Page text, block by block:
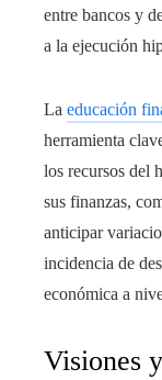
entre bancos y
a la ejecución
La educación
herramienta
los recursos del
sus finanzas,
anticipar
incidencia de
económica a
Visiones